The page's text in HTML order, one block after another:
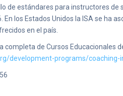
de estándares para instructores de
En los Estados Unidos la ISA se ha
en el país.
completa de Cursos Educacionales
development-programs/